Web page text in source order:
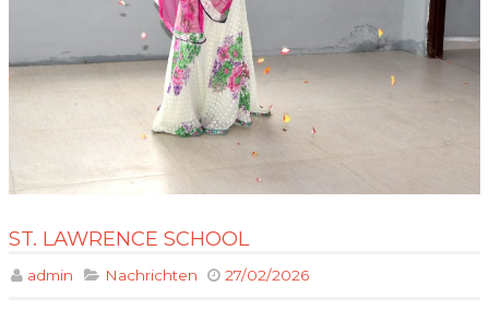
ST. LAWRENCE SCHOOL
admin Nachrichten 27/02/2026